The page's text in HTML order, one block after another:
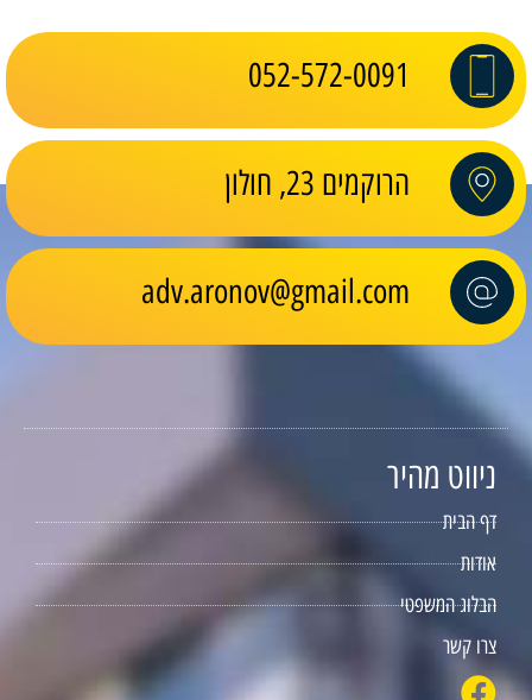
052-572-0091
הרוקמים 23, חולון
adv.aronov@gmail.com
ניווט מהיר
דף הבית
אודות
הבלוג המשפטי
צרו קשר